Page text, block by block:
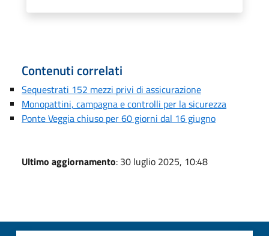
Contenuti correlati
Sequestrati 152 mezzi privi di assicurazione
Monopattini, campagna e controlli per la sicurezza
Ponte Veggia chiuso per 60 giorni dal 16 giugno
Ultimo aggiornamento: 30 luglio 2025, 10:48